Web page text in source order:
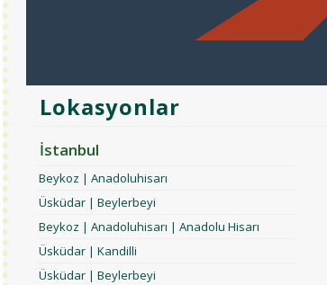
Lokasyonlar
İstanbul
Beykoz | Anadoluhisarı
Üsküdar | Beylerbeyi
Beykoz | Anadoluhisarı | Anadolu Hisarı
Üsküdar | Kandilli
Üsküdar | Beylerbeyi